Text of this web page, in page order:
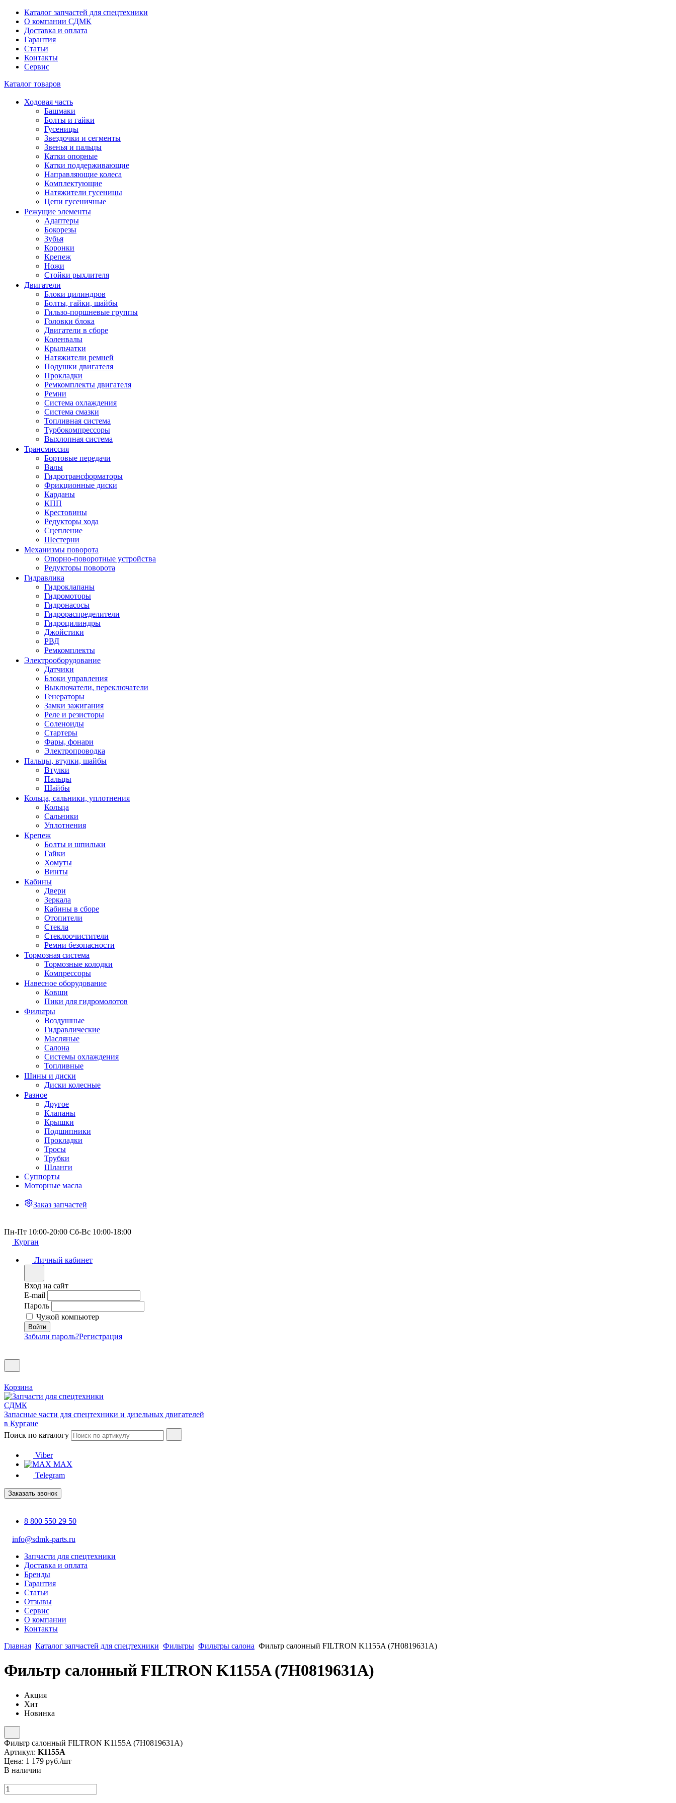
Каталог запчастей для спецтехники
О компании СДМК
Доставка и оплата
Гарантия
Статьи
Контакты
Сервис
Каталог товаров
Ходовая часть
Башмаки
Болты и гайки
Гусеницы
Звездочки и сегменты
Звенья и пальцы
Катки опорные
Катки поддерживающие
Направляющие колеса
Комплектующие
Натяжители гусеницы
Цепи гусеничные
Режущие элементы
Адаптеры
Бокорезы
Зубья
Коронки
Крепеж
Ножи
Стойки рыхлителя
Двигатели
Блоки цилиндров
Болты, гайки, шайбы
Гильзо-поршневые группы
Головки блока
Двигатели в сборе
Коленвалы
Крыльчатки
Натяжители ремней
Подушки двигателя
Прокладки
Ремкомплекты двигателя
Ремни
Система охлаждения
Система смазки
Топливная система
Турбокомпрессоры
Выхлопная система
Трансмиссия
Бортовые передачи
Валы
Гидротрансформаторы
Фрикционные диски
Карданы
КПП
Крестовины
Редукторы хода
Сцепление
Шестерни
Механизмы поворота
Опорно-поворотные устройства
Редукторы поворота
Гидравлика
Гидроклапаны
Гидромоторы
Гидронасосы
Гидрораспределители
Гидроцилиндры
Джойстики
РВД
Ремкомплекты
Электрооборудование
Датчики
Блоки управления
Выключатели, переключатели
Генераторы
Замки зажигания
Реле и резисторы
Соленоиды
Стартеры
Фары, фонари
Электропроводка
Пальцы, втулки, шайбы
Втулки
Пальцы
Шайбы
Кольца, сальники, уплотнения
Кольца
Сальники
Уплотнения
Крепеж
Болты и шпильки
Гайки
Хомуты
Винты
Кабины
Двери
Зеркала
Кабины в сборе
Отопители
Стекла
Стеклоочистители
Ремни безопасности
Тормозная система
Тормозные колодки
Компрессоры
Навесное оборудование
Ковши
Пики для гидромолотов
Фильтры
Воздушные
Гидравлические
Масляные
Салона
Системы охлаждения
Топливные
Шины и диски
Диски колесные
Разное
Другое
Клапаны
Крышки
Подшипники
Прокладки
Тросы
Трубки
Шланги
Суппорты
Моторные масла
Заказ запчастей
Пн-Пт 10:00-20:00 Сб-Вс 10:00-18:00
Курган
Личный кабинет
Вход на сайт
E-mail
Пароль
Чужой компьютер
Забыли пароль?Регистрация
Корзина
Запасные части для спецтехники и дизельных двигателей
в Кургане
Поиск по каталогу
Viber
MAX
Telegram
Заказать звонок
8 800 550 29 50
info@sdmk-parts.ru
Запчасти для спецтехники
Доставка и оплата
Бренды
Гарантия
Статьи
Отзывы
Сервис
О компании
Контакты
Главная Каталог запчастей для спецтехники Фильтры Фильтры салона Фильтр салонный FILTRON K1155A (7H0819631A)
Фильтр салонный FILTRON K1155A (7H0819631A)
Акция
Хит
Новинка
Фильтр салонный FILTRON K1155A (7H0819631A)
Артикул: K1155A
Цена: 1 179 руб./шт
В наличии